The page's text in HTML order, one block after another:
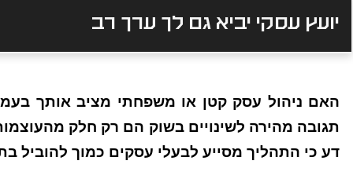
יועץ עסקי יביא גם לך ערך רב
האם ניהול עסק קטן או משפחתי מציב אותך
תגובה מהירה לשינויים בשוק הם רק חלק
דע כי התהליך מסייע לבעלי עסקים כמוך להוביל